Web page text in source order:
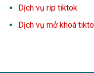
Dịch vụ rip tiktok
Dịch vụ mở khoá